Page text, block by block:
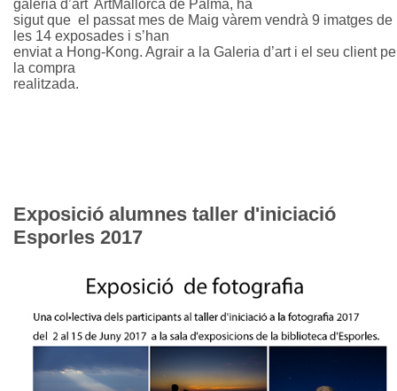
galeria d’art ArtMallorca de Palma, ha
sigut que el passat mes de Maig vàrem vendrà 9 imatges de
les 14 exposades i s’han
enviat a Hong-Kong. Agrair a la Galeria d’art i el seu client
la compra
realitzada.
Exposició alumnes taller d'iniciació
Esporles 2017